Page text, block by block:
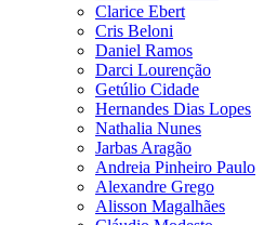
Clarice Ebert
Cris Beloni
Daniel Ramos
Darci Lourenção
Getúlio Cidade
Hernandes Dias Lopes
Nathalia Nunes
Jarbas Aragão
Andreia Pinheiro Paulo
Alexandre Grego
Alisson Magalhães